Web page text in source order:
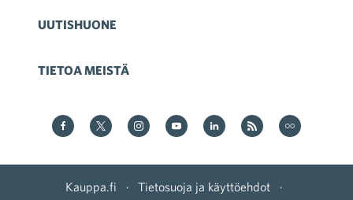
UUTISHUONE
TIETOA MEISTÄ
Kauppa Facebookissa
Kauppa Twitterissä
Kauppa on Instagram
Kauppa YouTubesssa
Kauppa LinkedInissä
Kauppa on RSS
Kauppa.fi · Tietosuoja ja käyttöehdot
·